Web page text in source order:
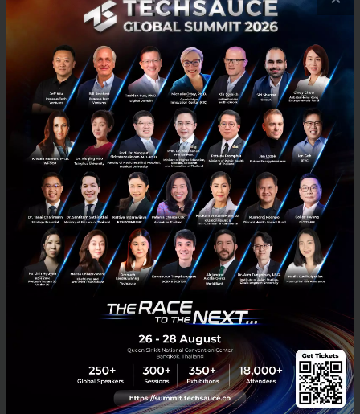
3 เรื่องที่ประเทศไทยต้อง Focus สร้างคน–นวัตกรรม–ปฏิรูป
ระบบราชการ เพื่อยกระดับขีดความสามารถประเทศ
นายอนุทิน ชาญวีรกูล นายกรัฐมนตรีและรัฐมนตรีว่าการกระทรวง
มหาดไทย กล่าวปาฐกถาพิเศษในหัวข้อ “ฝ่าวิกฤติ รับมือระเบียบโลก
ใหม่” ในงาน The INTANIA Forum...
Techsauce Team
ประเทศไทย เศรษฐกิจไทย